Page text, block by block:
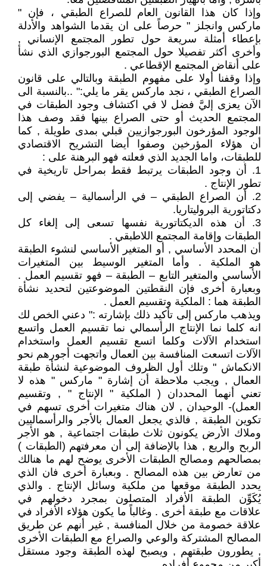
وإذا كان هذا القانون العام للصراع الطبقي ، فإن "
ماركس وانجلز " حرصاً على ان يقدما الشواهد والأدلة
بإعطاء أمثلة سريعة حول تطور المجتمع الإنساني ,
وأخرى أكثر تفصيلا حول المجتمع البورجوازي الذي نشأ
على أنقاض المجتمع الإقطاعي .
وإذا وقفنا أولا على مفهوم الطبقة وبالتالي على قانون
الصراع الطبقي ، نجد ماركس يقر ما يلي:" ..بالنسبة الى
الآن يعزى إليَّ فضل لا في اكتشاف وجود الطبقات في
المجتمع الحديث أو حتى الصراع بينها فقد وصف هذا
الوجود المؤرخون البورجوازيين قبلي بمدى طويلة , كما
أن هؤلاء المؤرخين وصفوا أيضا التشريح الاقتصادي
للطبقات، واما الجديد الذي فعلته فهو البرهنة على :
1. أن وجود الطبقات يرتبط فقط بمراحل تاريخية في
تطور الإنتاج .
2. أن الصراع الطبقي – في الرأسمالية – يفضي إلى
دكتاتورية البروليتاريا.
3. أن هذه الديكتاتورية نفسها تسعى إلى إلغاء كل
الطبقات وإقامة المجتمع اللاطبقي .
أن المحدد الأساسي , أو المتغير الأساسي لنشوء الطبقة
هو الملكية . وأما المتغير الوسيط بين المتغيرات
الأساسي والمتغير التابع – الطبقة – فهو تقسيم العمل .
وبعبارة أخرى فإن النقطتين الموضوعتين لتحديد نشأة
الطبقة هما : الملكية وتقسيم العمل .
ويذهب ماركس إلى تأكيد ذلك بإشارته :" دعني الخص لك
انه كلما نما الإنتاج الرأسمالي نما تقسيم العمل واتسع
استخدام الآلات وكلما اتسع تقسيم العمل واستخدام
الآلات اتسعت المنافسة بين العمال واتجهت أجورهم نحو
الانكماش " وتلك أول الظروف الموضوعية لنشأة طبقة
العمال , ويجب ملاحظة أن إشارة " ماركس " هذه لا
تعني أنهما المحددان ( الملكية " الإنتاج " , وتقسيم
العمل)- الوحيدان , لان هناك متغيرات أخرى تسهم في
تكوين الطبقة , فالذي يجعل العمال بالأجر والرأسماليين
وملاك الأرض يكونون ثلاث طبقات اجتماعية , هو الأجر
الربح والريع , هذا بالإضافة إلى أن معرفتهم (الطبقات )
بمصالحهم ومصالح الطبقات الأخرى يوضح لهم ما هنالك
من تعارض بين هذه المصالح . وبعبارة أخرى فان الذي
يحدد الطبقة موقعها من ملكية وسائل الإنتاج . والذي
يُكَوِّن الطبقة الأفراد المتصلون بمجرد دخولهم في
علاقات مع طبقة أخرى . وغالباً ما يكون هؤلاء الأفراد في
علاقة خصومة من خلال المنافسة , غير أنهم عن طريق
المصالح المشتركة والوعي والصراع مع الطبقات الأخرى
, يطورون طبقتهم , ويصبح لهذه الطبقة وجود مستقل